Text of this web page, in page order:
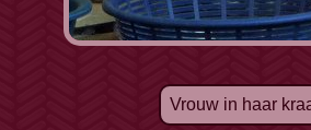
Vrouw in haar